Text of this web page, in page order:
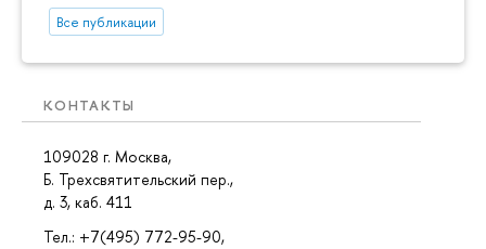
Все публикации
КОНТАКТЫ
109028 г. Москва,
Б. Трехсвятительский пер.,
д. 3, каб. 411
Тел.: +7(495) 772-95-90,